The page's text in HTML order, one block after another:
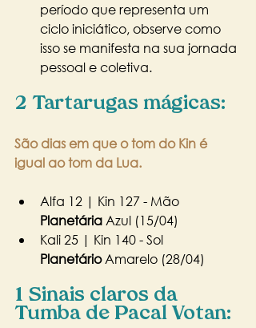
período que representa um
ciclo iniciático, observe como
isso se manifesta na sua jornada
pessoal e coletiva.
2 Tartarugas mágicas:
São dias em que o tom do Kin é
igual ao tom da Lua.
Alfa 12 | Kin 127 - Mão
Planetária Azul (15/04)
Kali 25 | Kin 140 - Sol
Planetário Amarelo (28/04)
1 Sinais claros da
Tumba de Pacal Votan: